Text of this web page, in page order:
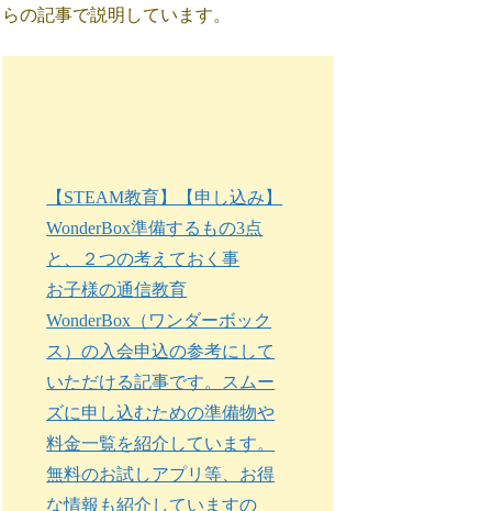
らの記事で説明しています。
【STEAM教育】【申し込み】
WonderBox準備するもの3点
と、２つの考えておく事
お子様の通信教育
WonderBox（ワンダーボック
ス）の入会申込の参考にして
いただける記事です。スムー
ズに申し込むための準備物や
料金一覧を紹介しています。
無料のお試しアプリ等、お得
な情報も紹介していますの